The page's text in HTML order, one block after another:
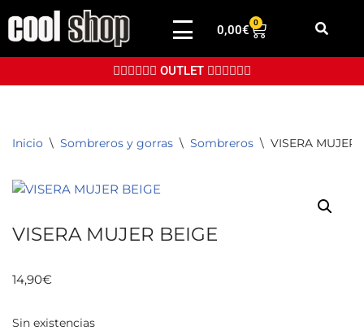
Saltar
contenido
0,00€
0
👉🏼👉🏼👉🏼 OUTLET 👈🏼👈🏼👈🏼
Inicio \ Sombreros y gorras \ Sombreros \ VISERA MUJER
VISERA MUJER BEIGE
14,90€
Sin existencias